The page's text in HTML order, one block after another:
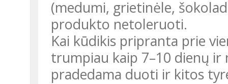
(medumi, grietinėle,
produkto netoleruoti.
Kai kūdikis pripranta prie
trumpiau kaip 7–10 dienų
pradedama duoti ir kitos